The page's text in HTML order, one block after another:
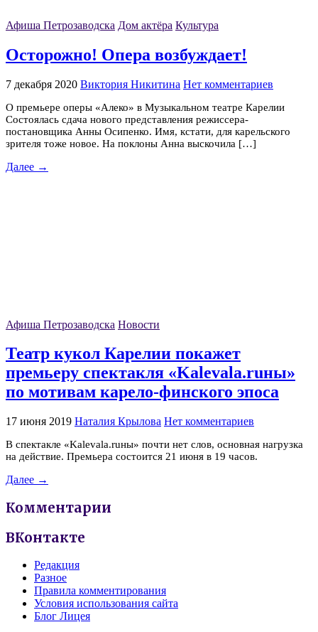
Афиша Петрозаводска Дом актёра Культура
Осторожно! Опера возбуждает!
7 декабря 2020 Виктория Никитина Нет комментариев
О премьере оперы «Алеко» в Музыкальном театре Карелии
Состоялась сдача нового представления режиссера-
постановщика Анны Осипенко. Имя, кстати, для карельского
зрителя тоже новое. На поклоны Анна выскочила […]
Далее →
Афиша Петрозаводска Новости
Театр кукол Карелии покажет
премьеру спектакля «Kalevala.ruны»
по мотивам карело-финского эпоса
17 июня 2019 Наталия Крылова Нет комментариев
В спектакле «Kalevala.ruны» почти нет слов, основная нагрузка
на действие. Премьера состоится 21 июня в 19 часов.
Далее →
Комментарии
ВКонтакте
Редакция
Разное
Правила комментирования
Условия использования сайта
Блог Лицея